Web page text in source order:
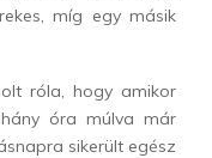
míg egy másik
róla, hogy amikor
óra múlva már
sikerült egész